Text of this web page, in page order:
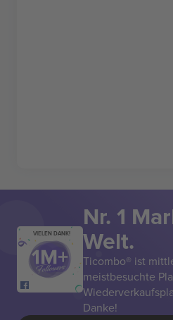
VIELEN DANK!
Nr. 1
Welt.
Ticombo® ist
meistbesuchte
Danke!